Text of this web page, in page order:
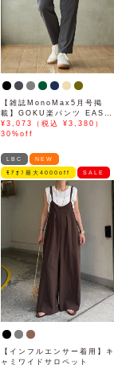
【雑誌MonoMax5月号掲
載】GOKU楽パンツ EASY
STRETCH 冷感アンクル
【接触冷感】「小泉孝太郎さ
¥3,073（税込 ¥3,380）
30%off
LBC NEW
ﾓｱｵﾌ最大4000off SALE
【インフルエンサー着用】キ
ャミワイドサロペット